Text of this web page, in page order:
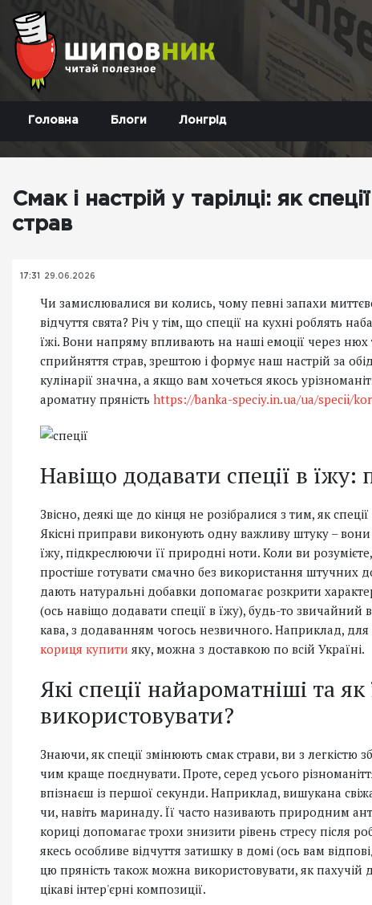
Головна Блоги Лонгрід
Смак і настрій у тарілці: як
страв
17:31 29.06.2026
Чи замислювалися ви колись, чому певні запахи
відчуття свята? Річ у тім, що спеції на кухні роблять
їжі. Вони напряму впливають на наші емоції через
сприйняття страв, зрештою і формує наш настрій за
кулінарії значна, а якщо вам хочеться якось
ароматну пряність https://banka-speciy.in.ua/ua/specii/
Навіщо додавати спеції в їжу:
Звісно, деякі ще до кінця не розібралися з тим, як
Якісні приправи виконують одну важливу штуку –
їжу, підкреслюючи її природні ноти. Коли ви
простіше готувати смачно без використання штучних
дають натуральні добавки допомагає розкрити
(ось навіщо додавати спеції в їжу), будь-то звичайний
кава, з додаванням чогось незвичного. Наприклад,
кориця купити яку, можна з доставкою по всій Україні.
Які спеції найароматніші та
використовувати?
Знаючи, як спеції змінюють смак страви, ви з легкістю
чим краще поєднувати. Проте, серед усього
впізнаєш із першої секунди. Наприклад, вишукана
чи, навіть маринаду. Її часто називають природним
кориці допомагає трохи знизити рівень стресу після
якесь особливе відчуття затишку в домі (ось вам
цю пряність також можна використовувати, як
цікаві інтер'єрні композиції.